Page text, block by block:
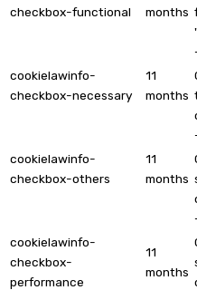
checkbox-functional
months
cookielawinfo-
checkbox-necessary
11
months
cookielawinfo-
checkbox-others
11
months
cookielawinfo-
checkbox-
performance
11
months